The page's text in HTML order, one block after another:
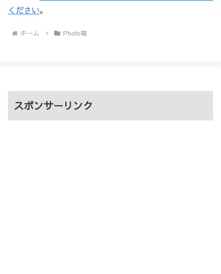
ください。
ホーム Photo箱
スポンサーリンク